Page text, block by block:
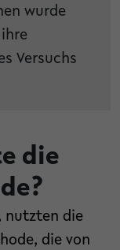
wurde
Versuchs
die
nutzten die
die von